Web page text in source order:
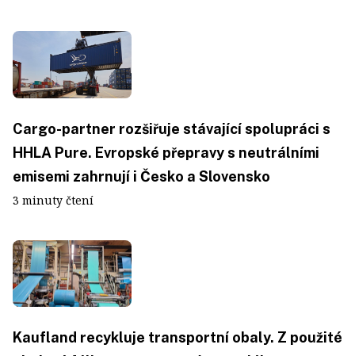
Cargo-partner rozšiřuje stávající spolupráci s
HHLA Pure. Evropské přepravy s neutrálními
emisemi zahrnují i Česko a Slovensko
3 minuty čtení
Kaufland recykluje transportní obaly. Z použité